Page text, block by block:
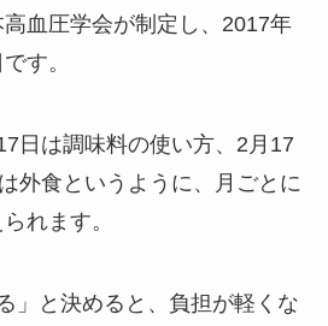
血圧学会が制定し、2017年
す。
日は調味料の使い方、2月17
外食というように、月ごとに
れます。
」と決めると、負担が軽くな